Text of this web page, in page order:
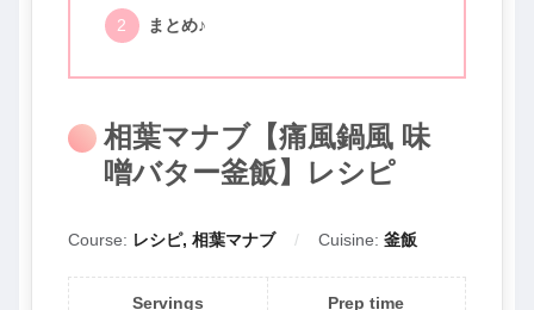
まとめ♪
相葉マナブ【痛風鍋風 味
噌バター釜飯】レシピ
Course: レシピ, 相葉マナブ Cuisine: 釜飯
Servings
Prep time